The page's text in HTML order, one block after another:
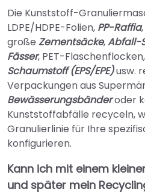
Die Kunststoff-
LDPE/HDPE-Folien, PP-Raffia
große Zementsäcke,Abfall-
Fässer, PET-Flaschenflocken,
Schaumstoff (EPS/EPE)usw.
Verpackungen aus
Bewässerungsbänderoder
Kunststoffabfälle recyceln,
Granulierlinie für Ihre
konfigurieren.
Kann ich mit einem
und später mein